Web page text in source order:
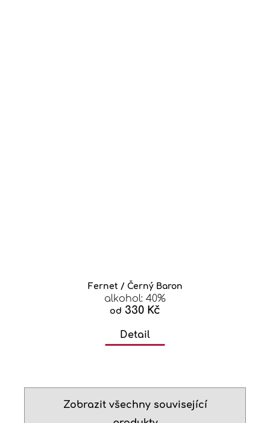
Fernet / Černý Baron
alkohol: 40%
od 330 Kč
Detail
Zobrazit všechny související